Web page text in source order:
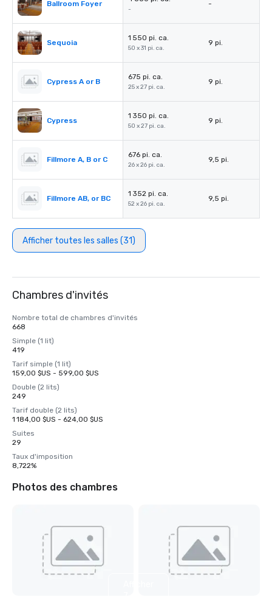
Ballroom Foyer
-
-
Sequoia
1 550 pi. ca.
50 x 31 pi. ca.
9 pi.
Cypress A or B
675 pi. ca.
25 x 27 pi. ca.
9 pi.
Cypress
1 350 pi. ca.
50 x 27 pi. ca.
9 pi.
Fillmore A, B or C
676 pi. ca.
26 x 26 pi. ca.
9,5 pi.
Fillmore AB, or BC
1 352 pi. ca.
52 x 26 pi. ca.
9,5 pi.
Afficher toutes les salles (31)
Chambres d'invités
Nombre total de chambres d'invités
668
Simple (1 lit)
419
Tarif simple (1 lit)
159,00 $US - 599,00 $US
Double (2 lits)
249
Tarif double (2 lits)
1 184,00 $US - 624,00 $US
Suites
29
Taux d'imposition
8,722%
Photos des chambres